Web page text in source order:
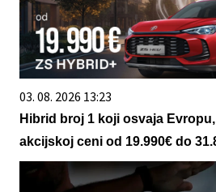
03. 08. 2026 13:23
Hibrid broj 1 koji osvaja
akcijskoj ceni od 19.990€ do